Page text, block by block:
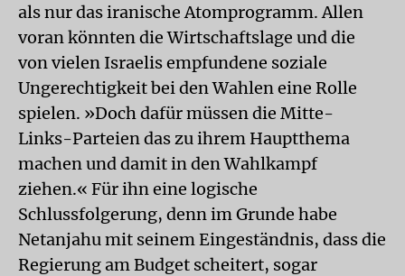
als nur das iranische Atomprogramm. Allen
voran könnten die Wirtschaftslage und die
von vielen Israelis empfundene soziale
Ungerechtigkeit bei den Wahlen eine Rolle
spielen. »Doch dafür müssen die Mitte-
Links-Parteien das zu ihrem Hauptthema
machen und damit in den Wahlkampf
ziehen.« Für ihn eine logische
Schlussfolgerung, denn im Grunde habe
Netanjahu mit seinem Eingeständnis, dass die
Regierung am Budget scheitert, sogar